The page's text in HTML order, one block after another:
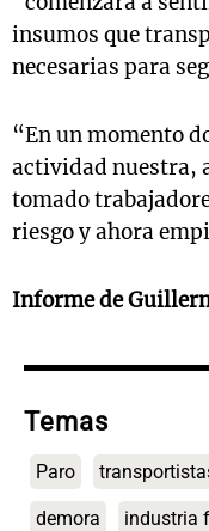
insumos que
necesarias para
“En un momento
actividad nuestra,
tomado
riesgo y ahora
Informe de
Temas
Paro
demora industria